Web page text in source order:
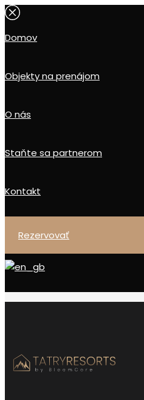
domov
objekty na prenájom
o nás
staňte sa partnerom
kontakt
rezervovať